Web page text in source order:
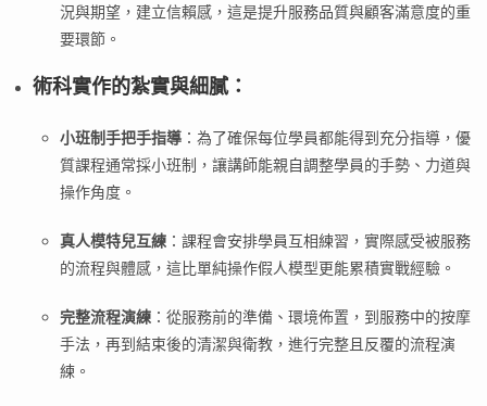
況與期望，建立信賴感，這是提升服務品質與顧客滿意度的重
要環節。
術科實作的紮實與細膩：
小班制手把手指導 ：為了確保每位學員都能得到充分指導，優
質課程通常採小班制，讓講師能親自調整學員的手勢、力道與
操作角度。
真人模特兒互練 ：課程會安排學員互相練習，實際感受被服務
的流程與體感，這比單純操作假人模型更能累積實戰經驗。
完整流程演練 ：從服務前的準備、環境佈置，到服務中的按摩
手法，再到結束後的清潔與衛教，進行完整且反覆的流程演
練。